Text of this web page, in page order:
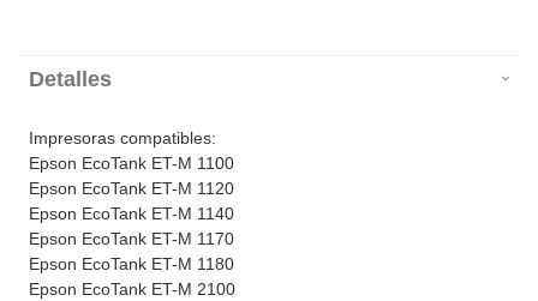
Detalles
Impresoras compatibles:
Epson EcoTank ET-M 1100
Epson EcoTank ET-M 1120
Epson EcoTank ET-M 1140
Epson EcoTank ET-M 1170
Epson EcoTank ET-M 1180
Epson EcoTank ET-M 2100